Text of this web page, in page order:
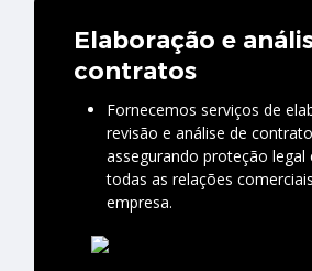
Elaboração e
contratos
Fornecemos serviços de
revisão e análise de
assegurando proteção legal
todas as relações
empresa.